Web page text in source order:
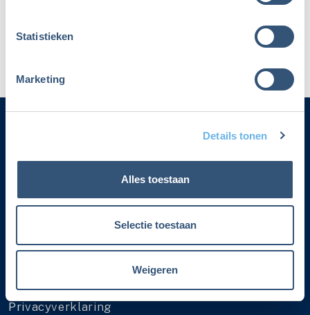
Statistieken
Marketing
Details tonen
Alles toestaan
Selectie toestaan
Weigeren
Voorwaarden lidmaatschap
Privacyverklaring